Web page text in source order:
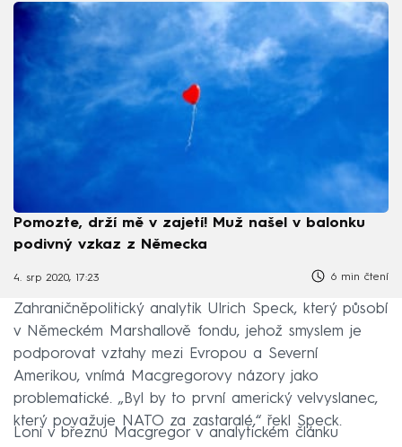
Pomozte, drží mě v zajetí! Muž našel v balonku
podivný vzkaz z Německa
4. srp 2020, 17:23 6 min čtení
Zahraničněpolitický analytik Ulrich Speck, který působí
v Německém Marshallově fondu, jehož smyslem je
podporovat vztahy mezi Evropou a Severní
Amerikou, vnímá Macgregorovy názory jako
problematické. „Byl by to první americký velvyslanec,
který považuje NATO za zastaralé,“ řekl Speck.
Loni v březnu Macgregor v analytickém článku